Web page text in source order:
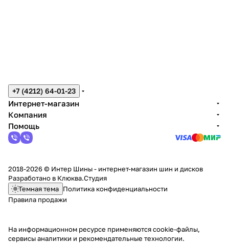
+7 (4212) 64-01-23
Интернет-магазин
Компания
Помощь
2018-2026 © Интер Шины - интернет-магазин шин и дисков
Разработано в Клюква.Студия
Темная тема Политика конфиденциальности
Правила продажи
На информационном ресурсе применяютсяcookie-файлы,
сервисы аналитики и рекомендательные технологии.